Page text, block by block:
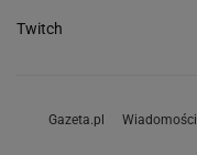
Twitch
Gazeta.pl Wiadomości